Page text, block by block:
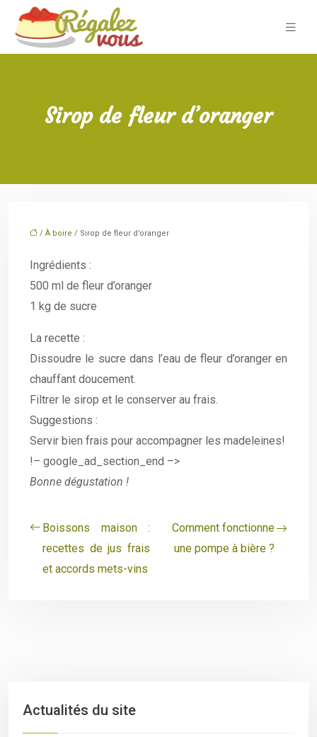
Sirop de fleur d’oranger
/ À boire / Sirop de fleur d’oranger
Ingrédients :
500 ml de fleur d’oranger
1 kg de sucre
La recette :
Dissoudre le sucre dans l’eau de fleur d’oranger en
chauffant doucement.
Filtrer le sirop et le conserver au frais.
Suggestions :
Servir bien frais pour accompagner les madeleines!
!– google_ad_section_end –>
Bonne dégustation !
Boissons maison :
recettes de jus frais
et accords mets-vins
Comment fonctionne
une pompe à bière ?
Actualités du site